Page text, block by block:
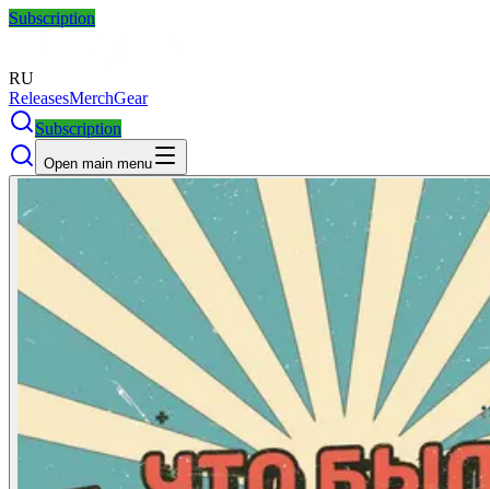
Subscription
RU
ReleasesMerchGear
Subscription
Open main menu